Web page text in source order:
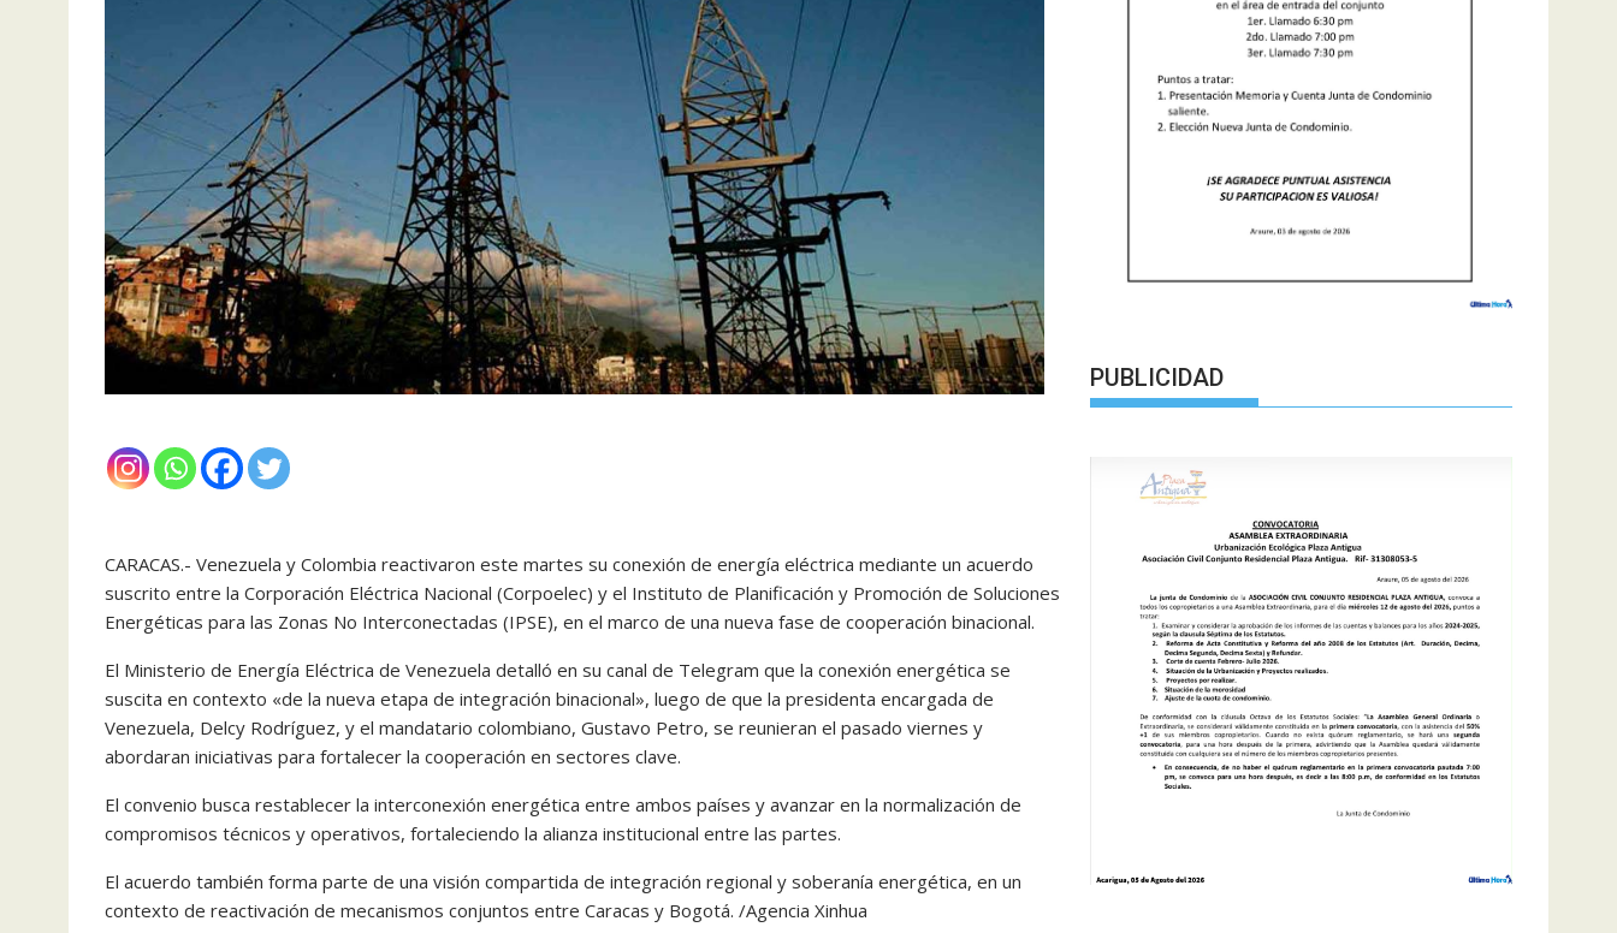
CARACAS.- Venezuela y Colombia reactivaron este martes su conexión de energía eléctrica mediante un acuerdo
suscrito entre la Corporación Eléctrica Nacional (Corpoelec) y el Instituto de Planificación y Promoción de Soluciones
Energéticas para las Zonas No Interconectadas (IPSE), en el marco de una nueva fase de cooperación binacional.
El Ministerio de Energía Eléctrica de Venezuela detalló en su canal de Telegram que la conexión energética se
suscita en contexto «de la nueva etapa de integración binacional», luego de que la presidenta encargada de
Venezuela, Delcy Rodríguez, y el mandatario colombiano, Gustavo Petro, se reunieran el pasado viernes y
abordaran iniciativas para fortalecer la cooperación en sectores clave.
El convenio busca restablecer la interconexión energética entre ambos países y avanzar en la normalización de
compromisos técnicos y operativos, fortaleciendo la alianza institucional entre las partes.
El acuerdo también forma parte de una visión compartida de integración regional y soberanía energética, en un
contexto de reactivación de mecanismos conjuntos entre Caracas y Bogotá. /Agencia Xinhua
PUBLICIDAD